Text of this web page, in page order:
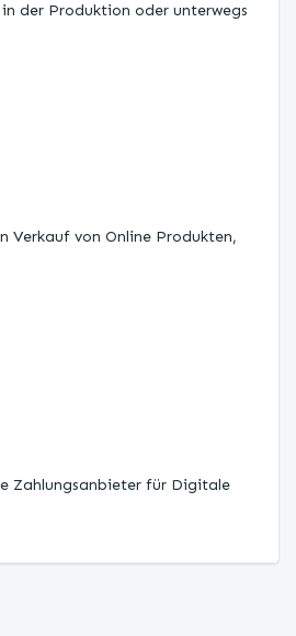
der Produktion oder unterwegs
Verkauf von Online Produkten,
Zahlungsanbieter für Digitale